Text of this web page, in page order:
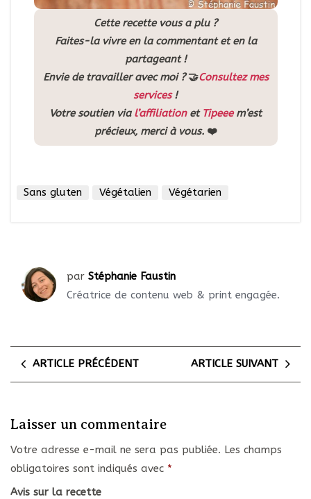
Cette recette vous a plu ?
Faites-la vivre en la commentant et en la
partageant !
Envie de travailler avec moi ?🤝Consultez mes
services!
Votre soutien via l’affiliationet Tipeeem’est
précieux, merci à vous. ❤️
Sans gluten Végétalien Végétarien
par Stéphanie Faustin
Créatrice de contenu web & print engagée.
ARTICLE PRÉCÉDENT ARTICLE SUIVANT
Laisser un commentaire
Votre adresse e-mail ne sera pas publiée. Les champs
obligatoires sont indiqués avec *
Avis sur la recette